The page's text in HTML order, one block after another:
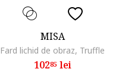
MISA
Fard lichid de obraz, Truffle
10285lei